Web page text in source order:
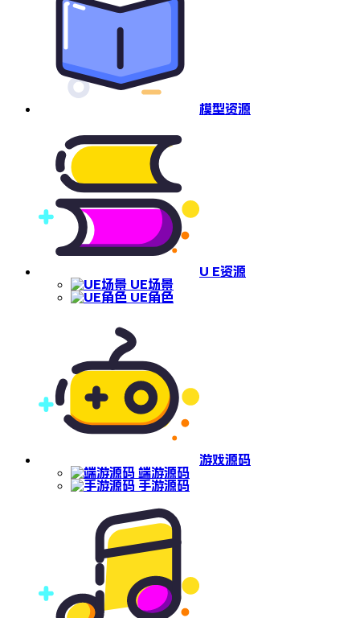
模型资源
U E资源
UE场景
UE角色
游戏源码
端游源码
手游源码